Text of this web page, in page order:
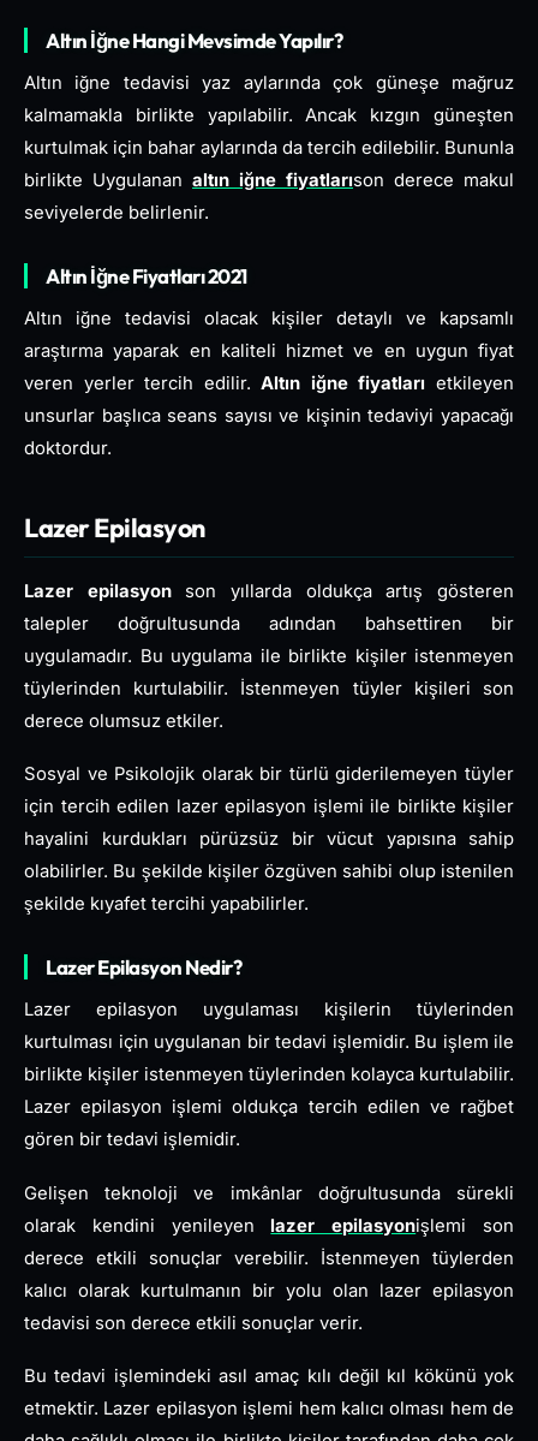
Altın İğne Hangi Mevsimde Yapılır?
Altın iğne tedavisi yaz aylarında çok güneşe mağruz
kalmamakla birlikte yapılabilir. Ancak kızgın güneşten
kurtulmak için bahar aylarında da tercih edilebilir. Bununla
birlikte Uygulanan altın iğne fiyatlarıson derece makul
seviyelerde belirlenir.
Altın İğne Fiyatları 2021
Altın iğne tedavisi olacak kişiler detaylı ve kapsamlı
araştırma yaparak en kaliteli hizmet ve en uygun fiyat
veren yerler tercih edilir.Altın iğne fiyatları etkileyen
unsurlar başlıca seans sayısı ve kişinin tedaviyi yapacağı
doktordur.
Lazer Epilasyon
Lazer epilasyonson yıllarda oldukça artış gösteren
talepler doğrultusunda adından bahsettiren bir
uygulamadır. Bu uygulama ile birlikte kişiler istenmeyen
tüylerinden kurtulabilir. İstenmeyen tüyler kişileri son
derece olumsuz etkiler.
Sosyal ve Psikolojik olarak bir türlü giderilemeyen tüyler
için tercih edilen lazer epilasyon işlemi ile birlikte kişiler
hayalini kurdukları pürüzsüz bir vücut yapısına sahip
olabilirler. Bu şekilde kişiler özgüven sahibi olup istenilen
şekilde kıyafet tercihi yapabilirler.
Lazer Epilasyon Nedir?
Lazer epilasyon uygulaması kişilerin tüylerinden
kurtulması için uygulanan bir tedavi işlemidir. Bu işlem ile
birlikte kişiler istenmeyen tüylerinden kolayca kurtulabilir.
Lazer epilasyon işlemi oldukça tercih edilen ve rağbet
gören bir tedavi işlemidir.
Gelişen teknoloji ve imkânlar doğrultusunda sürekli
olarak kendini yenileyen lazer epilasyonişlemi son
derece etkili sonuçlar verebilir. İstenmeyen tüylerden
kalıcı olarak kurtulmanın bir yolu olan lazer epilasyon
tedavisi son derece etkili sonuçlar verir.
Bu tedavi işlemindeki asıl amaç kılı değil kıl kökünü yok
etmektir. Lazer epilasyon işlemi hem kalıcı olması hem de